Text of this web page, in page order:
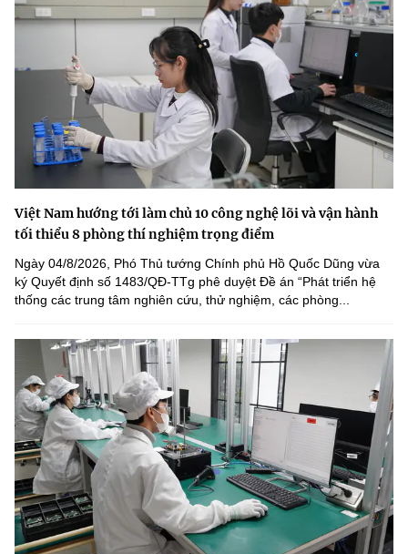
Việt Nam hướng tới làm chủ 10 công nghệ lõi và vận hành
tối thiểu 8 phòng thí nghiệm trọng điểm
Ngày 04/8/2026, Phó Thủ tướng Chính phủ Hồ Quốc Dũng vừa
ký Quyết định số 1483/QĐ-TTg phê duyệt Đề án “Phát triển hệ
thống các trung tâm nghiên cứu, thử nghiệm, các phòng...